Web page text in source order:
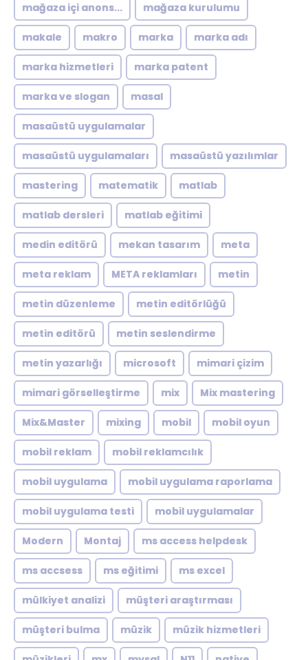
mağaza içi anons... mağaza kurulumu
makale makro marka marka adı
marka hizmetleri marka patent
marka ve slogan masal
masaüstü uygulamalar
masaüstü uygulamaları masaüstü yazılımlar
mastering matematik matlab
matlab dersleri matlab eğitimi
medin editörü mekan tasarım meta
meta reklam META reklamları metin
metin düzenleme metin editörlüğü
metin editörü metin seslendirme
metin yazarlığı microsoft mimari çizim
mimari görselleştirme mix Mix mastering
Mix&Master mixing mobil mobil oyun
mobil reklam mobil reklamcılık
mobil uygulama mobil uygulama raporlama
mobil uygulama testi mobil uygulamalar
Modern Montaj ms access helpdesk
ms accsess ms eğitimi ms excel
mülkiyet analizi müşteri araştırması
müşteri bulma müzik müzik hizmetleri